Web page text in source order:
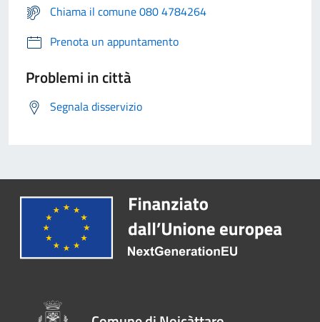
Chiama il comune 080 4784264
Prenota un appuntamento
Problemi in città
Segnala disservizio